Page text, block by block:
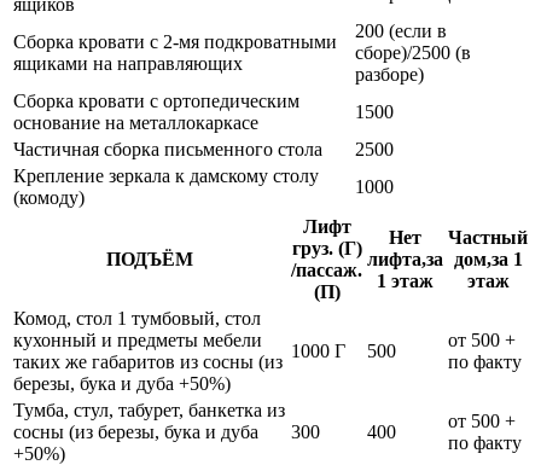
Сборка кровати с 2-мя подкроватными
ящиками на направляющих
200 (если в
сборе)/2500 (в
разборе)
Сборка кровати с ортопедическим
основание на металлокаркасе
1500
Частичная сборка письменного стола
2500
Крепление зеркала к дамскому столу
(комоду)
1000
ПОДЪЁМ
Лифт
груз. (Г)
/пассаж.
(П)
Нет
лифта,за
1 этаж
Частный
дом,за 1
этаж
Комод, стол 1 тумбовый, стол
кухонный и предметы мебели
таких же габаритов из сосны (из
березы, бука и дуба +50%)
1000 Г 500
от 500 +
по факту
Тумба, стул, табурет, банкетка из
сосны (из березы, бука и дуба
+50%)
300 400
от 500 +
по факту